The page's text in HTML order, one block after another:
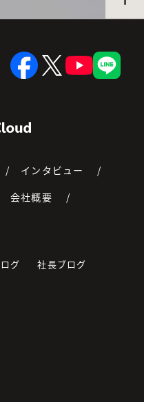
acCloud
インタビュー
会社概要
グ
社長ブログ